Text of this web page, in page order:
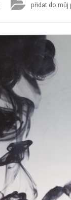
přidat do můj